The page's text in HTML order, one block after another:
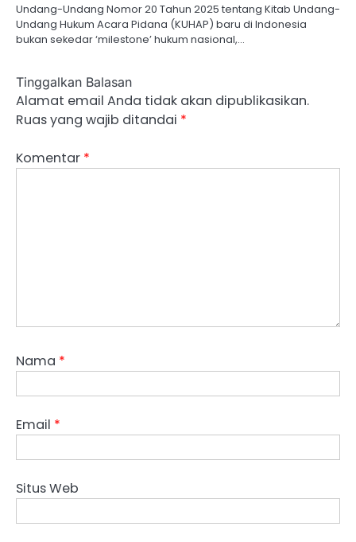
Undang-Undang Nomor 20 Tahun 2025 tentang Kitab Undang-
Undang Hukum Acara Pidana (KUHAP) baru di Indonesia
bukan sekedar ‘milestone’ hukum nasional,…
Tinggalkan Balasan
Alamat email Anda tidak akan dipublikasikan.
Ruas yang wajib ditandai *
Komentar *
Nama *
Email *
Situs Web